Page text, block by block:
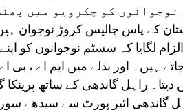
نوجوانوں کو چکرویو میں
کے پاس چالیس کروڑ
لگایا کہ سسٹم نوجوانوں کو
ہیں۔ اور بدلے میں ایم اے ،
دیتا۔ راہل گاندھی کے ساتھ
گاندھی ائیر پورٹ سے سیدھے